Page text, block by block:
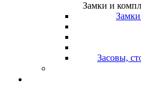
Замки и
Засовы,